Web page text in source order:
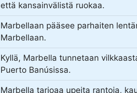
että kansainvälistä ruokaa.
Marbellaan pääsee parhaiten
Marbellaan.
Kyllä, Marbella tunnetaan
Puerto Banúsissa.
Marbella tarjoaa upeita rantoja,